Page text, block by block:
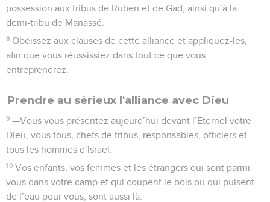
possession aux tribus de Ruben et de Gad, ainsi qu’à la
demi-tribu de Manassé.
8 Obéissez aux clauses de cette alliance et appliquez-les,
afin que vous réussissiez dans tout ce que vous
entreprendrez.
Prendre au sérieux l'alliance avec Dieu
9 —Vous vous présentez aujourd’hui devant l’Eternel votre
Dieu, vous tous, chefs de tribus, responsables, officiers et
tous les hommes d’Israël.
10 Vos enfants, vos femmes et les étrangers qui sont parmi
vous dans votre camp et qui coupent le bois ou qui puisent
de l’eau pour vous, sont aussi là.